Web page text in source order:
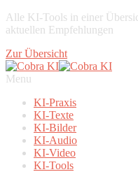
Alle KI-Tools in einer
aktuellen Empfehlungen
Zur Übersicht
Menu
KI-Praxis
KI-Texte
KI-Bilder
KI-Audio
KI-Video
KI-Tools